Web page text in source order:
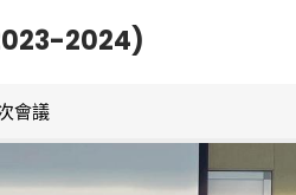
2024)
會議